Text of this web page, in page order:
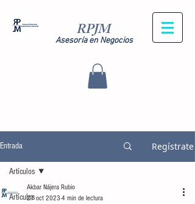
RPJM
Asesoría en Negocios
Entrada Regístrate
Artículos
Artículos
Akbar Nájera Rubio
27 oct 2023 4 min de lectura